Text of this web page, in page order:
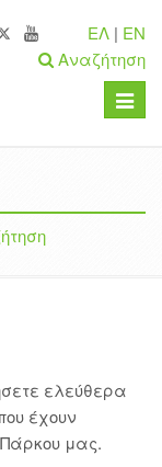
ΕΛ | EN
Αναζήτηση
Toggle
ελεύθερα
έχουν
μας.